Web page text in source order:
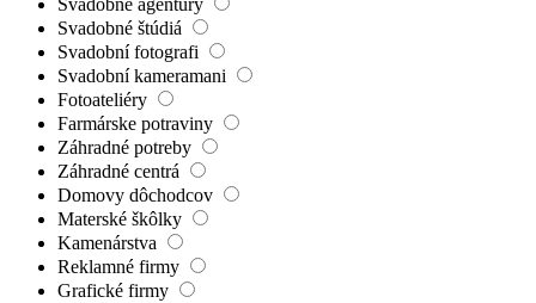
Svadobné agentúry
Svadobné štúdiá
Svadobní fotografi
Svadobní kameramani
Fotoateliéry
Farmárske potraviny
Záhradné potreby
Záhradné centrá
Domovy dôchodcov
Materské škôlky
Kamenárstva
Reklamné firmy
Grafické firmy